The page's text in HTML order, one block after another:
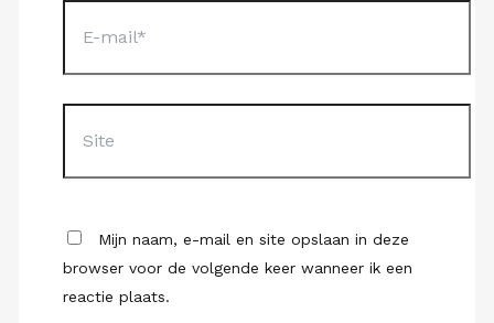
mail*
Mijn naam, e-mail en site opslaan in deze
browser voor de volgende keer wanneer ik een
reactie plaats.